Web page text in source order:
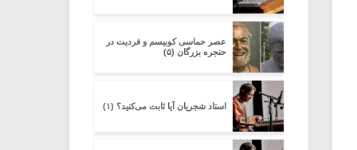
عصر حماسی کوبیسم و فردیت در
حنجره بزرگان (۵)
استاد شجریان آیا ثابت می‌کنید؟ (۱)